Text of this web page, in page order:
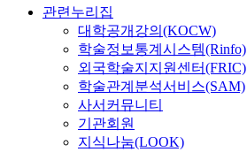
관련누리집
대학공개강의(KOCW)
학술정보통계시스템(Rinfo)
외국학술지지원센터(FRIC)
학술관계분석서비스(SAM)
사서커뮤니티
기관회원
지식나눔(LOOK)